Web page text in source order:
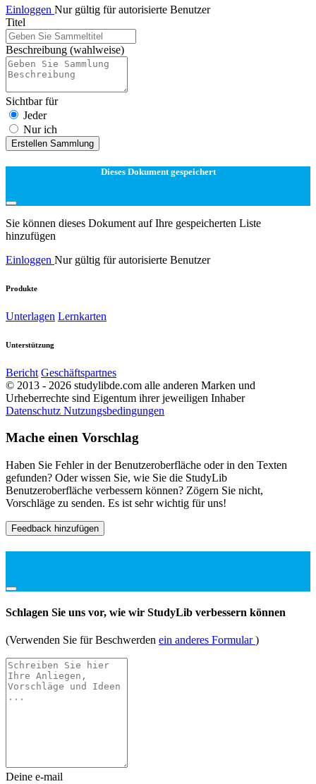
Einloggen Nur gültig für autorisierte Benutzer
Titel
Beschreibung (wahlweise)
Sichtbar für
Jeder
Nur ich
Erstellen Sammlung
Dieses Dokument gespeichert
Sie können dieses Dokument auf Ihre gespeicherten Liste
hinzufügen
Einloggen Nur gültig für autorisierte Benutzer
Produkte
Unterlagen Lernkarten
Unterstützung
Bericht Geschäftspartnes
© 2013 - 2026 studylibde.com alle anderen Marken und
Urheberrechte sind Eigentum ihrer jeweiligen Inhaber
Datenschutz Nutzungsbedingungen
Mache einen Vorschlag
Haben Sie Fehler in der Benutzeroberfläche oder in den Texten
gefunden? Oder wissen Sie, wie Sie die StudyLib
Benutzeroberfläche verbessern können? Zögern Sie nicht,
Vorschläge zu senden. Es ist sehr wichtig für uns!
Feedback hinzufügen
Schlagen Sie uns vor, wie wir StudyLib verbessern können
(Verwenden Sie für Beschwerden ein anderes Formular)
Deine e-mail